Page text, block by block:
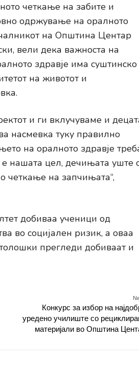
четкање на забите и
одржување на оралното
на Општина Центар
вели дека важноста на
здравје има суштинско
на животот и
и ги вклучуваме и
насмевка туку правилно
на оралното здравје
е нашата цел, дечињата уште
четкање на запчињата“,
добиваа ученици од
во социјален ризик, а оваа
прегледи добиваат и
Конкурс за избор на
уредено училиште со
материјали во Општина